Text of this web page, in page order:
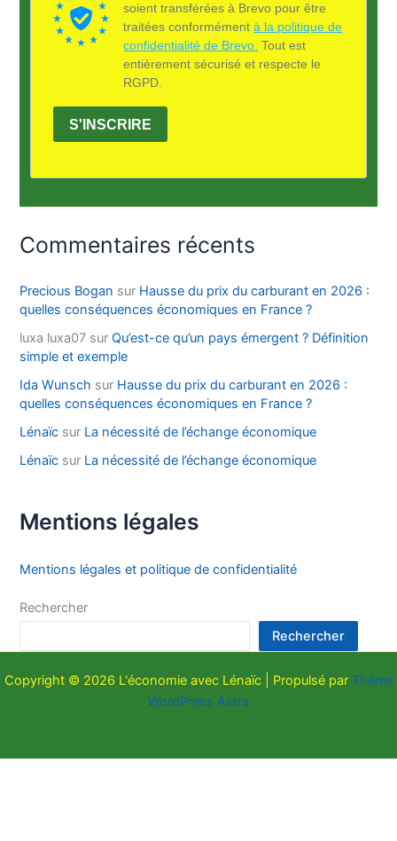
soient transférées à Brevo pour être
traitées conformémentà la politique de
confidentialité de Brevo. Tout est
entièrement sécurisé et respecte le
RGPD.
S'INSCRIRE
Commentaires récents
Precious Bogan sur Hausse du prix du carburant en 2026 :
quelles conséquences économiques en France ?
luxa luxa07 sur Qu’est-ce qu’un pays émergent ? Définition
simple et exemple
Ida Wunsch sur Hausse du prix du carburant en 2026 :
quelles conséquences économiques en France ?
Lénaïc sur La nécessité de l’échange économique
Lénaïc sur La nécessité de l’échange économique
Mentions légales
Mentions légales et politique de confidentialité
Rechercher
Rechercher
Copyright © 2026 L'économie avec Lénaïc | Propulsé par Thème
WordPress Astra